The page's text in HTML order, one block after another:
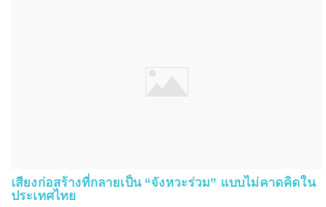
เสียงก่อสร้างที่กลายเป็น “จังหวะร่วม” แบบไม่คาดคิดใน
ประเทศไทย